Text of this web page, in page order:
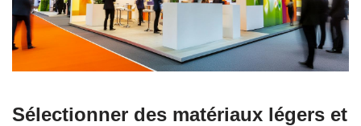
Sélectionner des matériaux légers et